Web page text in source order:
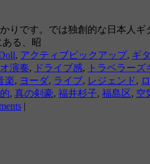
りです。では独創的な日本人
る、昭
, アクティブピックアップ, ギ
演奏, ドライブ感, トラベラーズ
楽, ヨーダ, ライブ, レジェンド,
, 真の剣豪, 福井杉子, 福島区, 空
|